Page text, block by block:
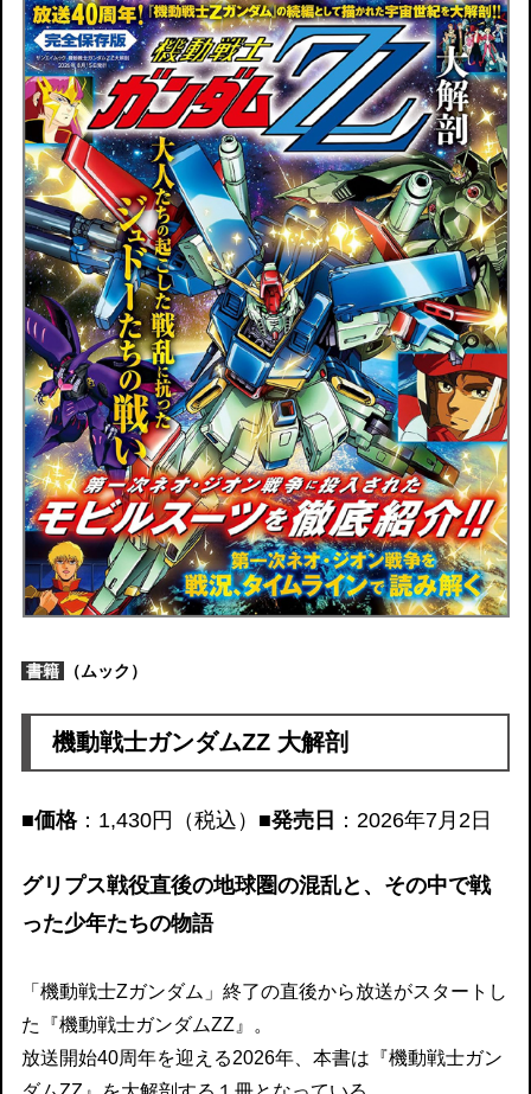
書籍 （ムック）
機動戦士ガンダムZZ 大解剖
■価格：1,430円（税込） ■発売日 ：2026年7月2日
グリプス戦役直後の地球圏の混乱と、その中で戦
った少年たちの物語
「機動戦士Ζガンダム」終了の直後から放送がスタートし
た『機動戦士ガンダムΖΖ』。
放送開始40周年を迎える2026年、本書は『機動戦士ガン